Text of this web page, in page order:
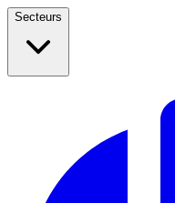
Secteurs